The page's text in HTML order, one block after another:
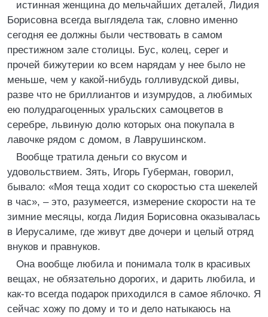
истинная женщина до мельчайших деталей, Лидия
Борисовна всегда выглядела так, словно именно
сегодня ее должны были чествовать в самом
престижном зале столицы. Бус, колец, серег и
прочей бижутерии ко всем нарядам у нее было не
меньше, чем у какой-нибудь голливудской дивы,
разве что не бриллиантов и изумрудов, а любимых
ею полудрагоценных уральских самоцветов в
серебре, львиную долю которых она покупала в
лавочке рядом с домом, в Лаврушинском.
Вообще тратила деньги со вкусом и
удовольствием. Зять, Игорь Губерман, говорил,
бывало: «Моя теща ходит со скоростью ста шекелей
в час», – это, разумеется, измерение скорости на те
зимние месяцы, когда Лидия Борисовна оказывалась
в Иерусалиме, где живут две дочери и целый отряд
внуков и правнуков.
Она вообще любила и понимала толк в красивых
вещах, не обязательно дорогих, и дарить любила, и
как-то всегда подарок приходился в самое яблочко. Я
сейчас хожу по дому и то и дело натыкаюсь на